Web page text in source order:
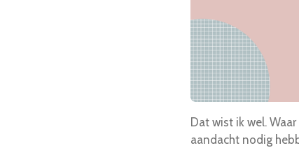
Dat wist ik wel.
aandacht nodig